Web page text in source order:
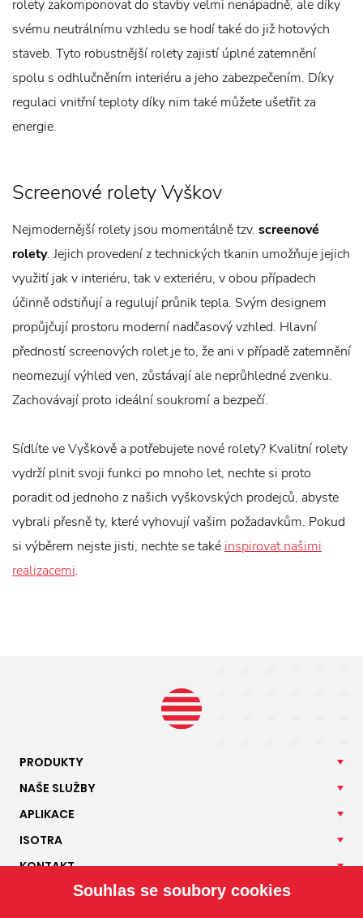
rolety zakomponovat do stavby velmi nenápadně, ale díky
svému neutrálnímu vzhledu se hodí také do již hotových
staveb. Tyto robustnější rolety zajistí úplné zatemnění
spolu s odhlučněním interiéru a jeho zabezpečením. Díky
regulaci vnitřní teploty díky nim také můžete ušetřit za
energie.
Screenové rolety Vyškov
Nejmodernější rolety jsou momentálně tzv. screenové
rolety. Jejich provedení z technických tkanin umožňuje jejich
využití jak v interiéru, tak v exteriéru, v obou případech
účinně odstiňují a regulují průnik tepla. Svým designem
propůjčují prostoru moderní nadčasový vzhled. Hlavní
předností screenových rolet je to, že ani v případě zatemnění
neomezují výhled ven, zůstávají ale neprůhledné zvenku.
Zachovávají proto ideální soukromí a bezpečí.
Sídlíte ve Vyškově a potřebujete nové rolety? Kvalitní rolety
vydrží plnit svoji funkci po mnoho let, nechte si proto
poradit od jednoho z našich vyškovských prodejců, abyste
vybrali přesně ty, které vyhovují vašim požadavkům. Pokud
si výběrem nejste jisti, nechte se také inspirovat našimi
realizacemi.
PRODUKTY
NAŠE SLUŽBY
APLIKACE
ISOTRA
KONTAKT
Souhlas se soubory cookies